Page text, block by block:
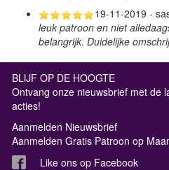
19-11-2019 -
leuk patroon en niet
belangrijk. Duidelijke
BLIJF OP DE HOOGTE
Ontvang onze nieuwsbrief met de
acties!
Aanmelden Nieuwsbrief
Aanmelden Gratis Patroon op
Like ons op Facebook